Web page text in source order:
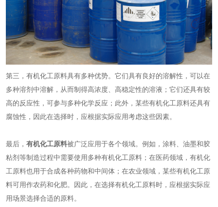
第三， 有机化工原料具有多种优势。它们具有良好的溶解性，可以在
多种溶剂中溶解，从而制得高浓度、高稳定性的溶液；它们还具有较
高的反应性，可参与多种化学反应；此外，某些有机化工原料还具有
腐蚀性，因此在选择时，应根据实际应用考虑这些因素。
最后， 有机化工原料被广泛应用于各个领域。例如，涂料、油墨和胶
粘剂等制造过程中需要使用多种有机化工原料 ；在医药领域， 有机化
工原料也用于合成各种药物和中间体 ；在农业领域，某些有机化工原
料可用作农药和化肥。因此，在选择有机化工原料时，应根据实际应
用场景选择合适的原料。